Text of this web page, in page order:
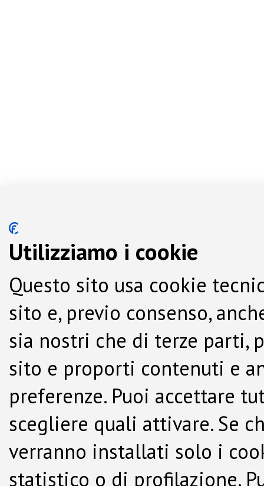
Utilizziamo i cookie
Questo sito usa cookie
sito e, previo consenso,
sia nostri che di terze parti,
sito e proporti contenuti e
preferenze. Puoi accettare
scegliere quali attivare. Se
verranno installati solo i
statistico o di profilazione.